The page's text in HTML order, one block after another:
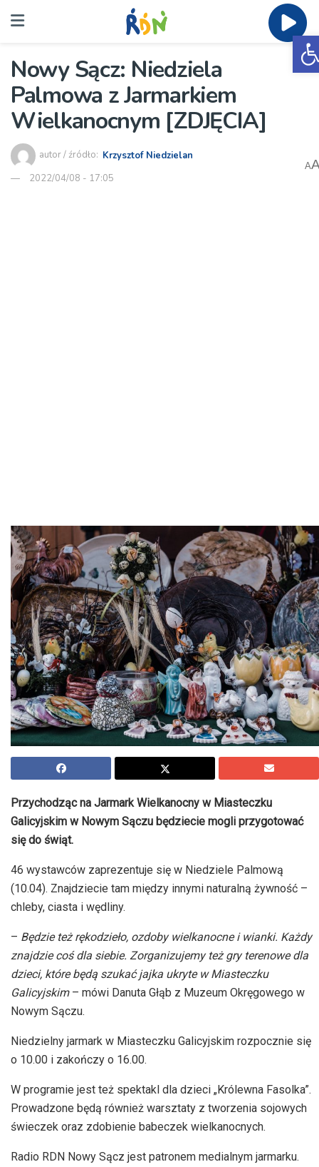
Nowy Sącz: Niedziela
Palmowa z Jarmarkiem
Wielkanocnym [ZDJĘCIA]
autor / źródło: Krzysztof Niedzielan
2022/04/08 - 17:05
A
Przychodząc na Jarmark Wielkanocny w Miasteczku
Galicyjskim w Nowym Sączu będziecie mogli przygotować
się do świąt.
46 wystawców zaprezentuje się w Niedziele Palmową
(10.04). Znajdziecie tam między innymi naturalną żywność –
chleby, ciasta i wędliny.
– Będzie też rękodzieło, ozdoby wielkanocne i wianki. Każdy
znajdzie coś dla siebie. Zorganizujemy też gry terenowe dla
dzieci, które będą szukać jajka ukryte w Miasteczku
Galicyjskim– mówi Danuta Głąb z Muzeum Okręgowego w
Nowym Sączu.
Niedzielny jarmark w Miasteczku Galicyjskim rozpocznie się
o 10.00 i zakończy o 16.00.
W programie jest też spektakl dla dzieci „Królewna Fasolka”.
Prowadzone będą również warsztaty z tworzenia sojowych
świeczek oraz zdobienie babeczek wielkanocnych.
Radio RDN Nowy Sącz jest patronem medialnym jarmarku.